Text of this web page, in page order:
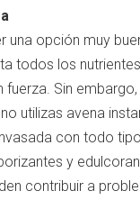
una opción muy
todos los
fuerza. Sin
utilizas avena
con todo
y
contribuir a